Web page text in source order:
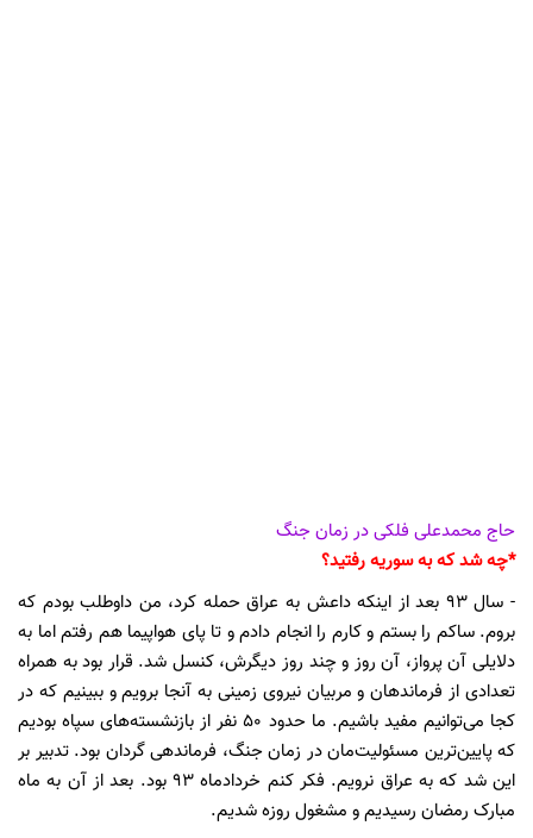
حاج محمدعلی فلکی در زمان جنگ
*چه شد که به سوریه رفتید؟
- سال 93 بعد از اینکه داعش به عراق حمله کرد، من داوطلب بودم که
بروم. ساکم را بستم و کارم را انجام دادم و تا پای هواپیما هم رفتم اما به
دلایلی آن پرواز، آن روز و چند روز دیگرش، کنسل شد. قرار بود به همراه
تعدادی از فرماندهان و مربیان نیروی زمینی به آنجا برویم و ببینیم که در
کجا می‌توانیم مفید باشیم. ما حدود 50 نفر از بازنشسته‌های سپاه بودیم
که پایین‌ترین مسئولیت‌مان در زمان جنگ، فرماندهی گردان بود. تدبیر بر
این شد که به عراق نرویم. فکر کنم خردادماه 93 بود. بعد از آن به ماه
مبارک رمضان رسیدیم و مشغول روزه شدیم.